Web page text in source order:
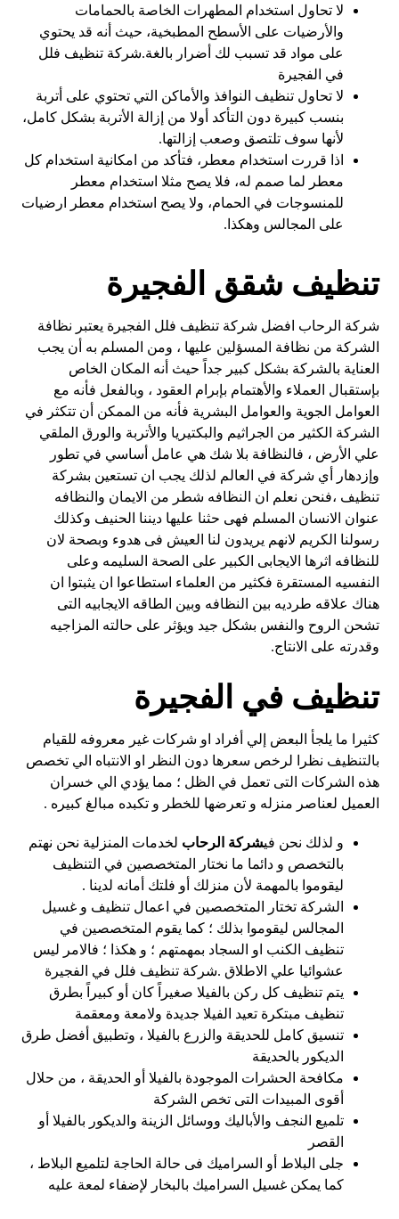
لا تحاول استخدام المطهرات الخاصة بالحمامات
والأرضيات على الأسطح المطبخية، حيث أنه قد يحتوي
على مواد قد تسبب لك أضرار بالغة.شركة تنظيف فلل
في الفجيرة
لا تحاول تنظيف النوافذ والأماكن التي تحتوي على أتربة
بنسب كبيرة دون التأكد أولا من إزالة الأتربة بشكل كامل،
لأنها سوف تلتصق وصعب إزالتها.
اذا قررت استخدام معطر، فتأكد من امكانية استخدام كل
معطر لما صمم له، فلا يصح مثلا استخدام معطر
للمنسوجات في الحمام، ولا يصح استخدام معطر ارضيات
على المجالس وهكذا.
تنظيف شقق الفجيرة
شركة الرحاب افضل شركة تنظيف فلل الفجيرة يعتبر نظافة
الشركة من نظافة المسؤلين عليها ، ومن المسلم به أن يجب
العناية بالشركة بشكل كبير جداً حيث أنه المكان الخاص
بإستقبال العملاء والأهتمام بإبرام العقود ، وبالفعل فأنه مع
العوامل الجوية والعوامل البشرية فأنه من الممكن أن تتكثر في
الشركة الكثير من الجراثيم والبكتيريا والأتربة والورق الملقي
علي الأرض ، فالنظافة بلا شك هي عامل أساسي في تطور
وإزدهار أي شركة في العالم لذلك يجب ان تستعين بشركة
تنظيف ،فنحن نعلم ان النظافه شطر من الايمان والنظافه
عنوان الانسان المسلم فهى حثنا عليها ديننا الحنيف وكذلك
رسولنا الكريم لانهم يريدون لنا العيش فى هدوء وبصحة لان
للنظافه اثرها الايجابى الكبير على الصحة السليمه وعلى
النفسيه المستقرة فكثير من العلماء استطاعوا ان يثبتوا ان
هناك علاقه طرديه بين النظافه وبين الطاقه الايجابيه التى
تشحن الروح والنفس بشكل جيد ويؤثر على حالته المزاجيه
وقدرته على الانتاج.
تنظيف في الفجيرة
كثيرا ما يلجأ البعض إلي أفراد او شركات غير معروفه للقيام
بالتنظيف نظرا لرخص سعرها دون النظر او الانتباه الي تخصص
هذه الشركات التى تعمل في الظل ؛ مما يؤدي الي خسران
العميل لعناصر منزله و تعرضها للخطر و تكبده مبالغ كبيره .
و لذلك نحن فيشركة الرحاب لخدمات المنزلية نحن نهتم
بالتخصص و دائما ما نختار المتخصصين في التنظيف
ليقوموا بالمهمة لأن منزلك أو فلتك أمانه لدينا .
الشركة تختار المتخصصين في اعمال تنظيف و غسيل
المجالس ليقوموا بذلك ؛ كما يقوم المتخصصين في
تنظيف الكنب او السجاد بمهمتهم ؛ و هكذا ؛ فالامر ليس
عشوائيا علي الاطلاق .شركة تنظيف فلل في الفجيرة
يتم تنظيف كل ركن بالفيلا صغيراً كان أو كبيراً بطرق
تنظيف مبتكرة تعيد الفيلا جديدة ولامعة ومعقمة
تنسيق كامل للحديقة والزرع بالفيلا ، وتطبيق أفضل طرق
الديكور بالحديقة
مكافحة الحشرات الموجودة بالفيلا أو الحديقة ، من حلال
أقوى المبيدات التى تخص الشركة
تلميع النجف والأباليك ووسائل الزينة والديكور بالفيلا أو
القصر
جلى البلاط أو السراميك فى حالة الحاجة لتلميع البلاط ،
كما يمكن غسيل السراميك بالبخار لإضفاء لمعة عليه